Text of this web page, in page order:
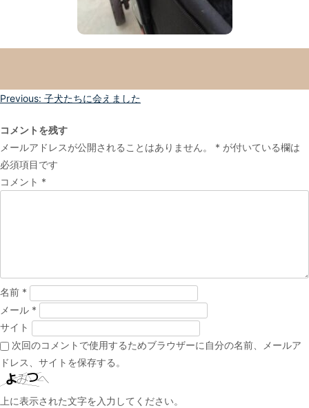
投
ナ
ビ
ゲ
ー
Previous: 子犬たちに会えました
コメントを残す
メールアドレスが公開されることはありません。
* が付いている欄は
必須項目です
コメント *
名前 *
メール *
サイト
次回のコメントで使用するためブラウザーに自分の名前、メールア
ドレス、サイトを保存する。
上に表示された文字を入力してください。